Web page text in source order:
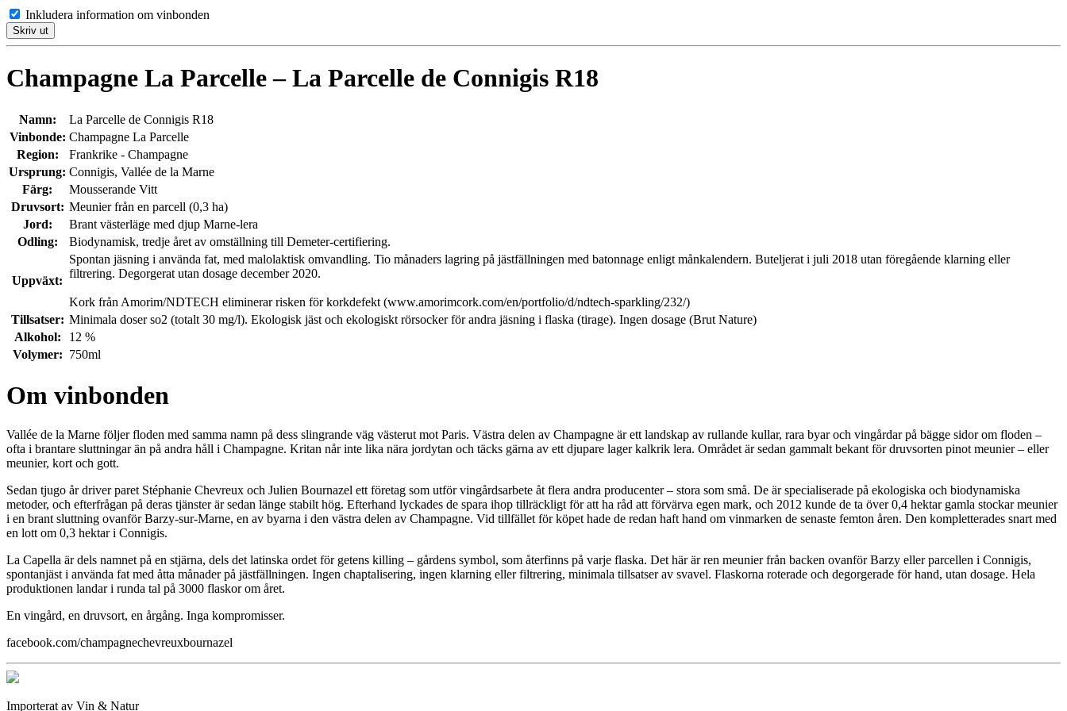
Inkludera information om vinbonden
Skriv ut
Champagne La Parcelle – La Parcelle de Connigis R18
Namn:
La Parcelle de Connigis R18
Vinbonde: Champagne La Parcelle
Region:
Frankrike - Champagne
Ursprung: Connigis, Vallée de la Marne
Färg:
Mousserande Vitt
Druvsort: Meunier från en parcell (0,3 ha)
Jord:
Brant västerläge med djup Marne-lera
Odling:
Biodynamisk, tredje året av omställning till Demeter-certifiering.
Uppväxt:
Spontan jäsning i använda fat, med malolaktisk omvandling. Tio månaders lagring på jästfällningen med batonnage enligt månkalendern. Buteljerat i juli 2018 utan föregående klarning eller
filtrering. Degorgerat utan dosage december 2020.
Kork från Amorim/NDTECH eliminerar risken för korkdefekt (www.amorimcork.com/en/portfolio/d/ndtech-sparkling/232/)
Tillsatser: Minimala doser so2 (totalt 30 mg/l). Ekologisk jäst och ekologiskt rörsocker för andra jäsning i flaska (tirage). Ingen dosage (Brut Nature)
Alkohol:
12 %
Volymer: 750ml
Om vinbonden
Vallée de la Marne följer floden med samma namn på dess slingrande väg västerut mot Paris. Västra delen av Champagne är ett landskap av rullande kullar, rara byar och vingårdar på bägge sidor om floden –
ofta i brantare sluttningar än på andra håll i Champagne. Kritan når inte lika nära jordytan och täcks gärna av ett djupare lager kalkrik lera. Området är sedan gammalt bekant för druvsorten pinot meunier – eller
meunier, kort och gott.
Sedan tjugo år driver paret Stéphanie Chevreux och Julien Bournazel ett företag som utför vingårdsarbete åt flera andra producenter – stora som små. De är specialiserade på ekologiska och biodynamiska
metoder, och efterfrågan på deras tjänster är sedan länge stabilt hög. Efterhand lyckades de spara ihop tillräckligt för att ha råd att förvärva egen mark, och 2012 kunde de ta över 0,4 hektar gamla stockar meunier
i en brant sluttning ovanför Barzy-sur-Marne, en av byarna i den västra delen av Champagne. Vid tillfället för köpet hade de redan haft hand om vinmarken de senaste femton åren. Den kompletterades snart med
en lott om 0,3 hektar i Connigis.
La Capella är dels namnet på en stjärna, dels det latinska ordet för getens killing – gårdens symbol, som återfinns på varje flaska. Det här är ren meunier från backen ovanför Barzy eller parcellen i Connigis,
spontanjäst i använda fat med åtta månader på jästfällningen. Ingen chaptalisering, ingen klarning eller filtrering, minimala tillsatser av svavel. Flaskorna roterade och degorgerade för hand, utan dosage. Hela
produktionen landar i runda tal på 3000 flaskor om året.
En vingård, en druvsort, en årgång. Inga kompromisser.
facebook.com/champagnechevreuxbournazel
Importerat av Vin & Natur